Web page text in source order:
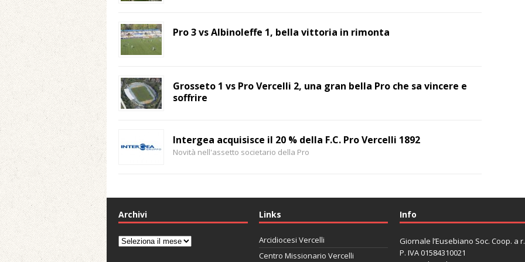
Pro 3 vs Albinoleffe 1, bella vittoria in rimonta
Grosseto 1 vs Pro Vercelli 2, una gran bella Pro che sa vincere e
soffrire
Intergea acquisisce il 20 % della F.C. Pro Vercelli 1892
Novità nell'assetto societario della Pro
Archivi
Archivi
Links
Arcidiocesi Vercelli
Centro Missionario Vercelli
Info
Giornale l’Eusebiano Soc. Coop. a
P. IVA 01584310021